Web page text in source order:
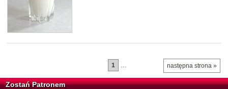
następna strona »
1
Zostań Patronem